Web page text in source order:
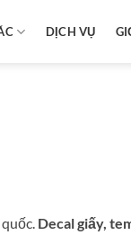
DỊCH VỤ
Decal giấy,